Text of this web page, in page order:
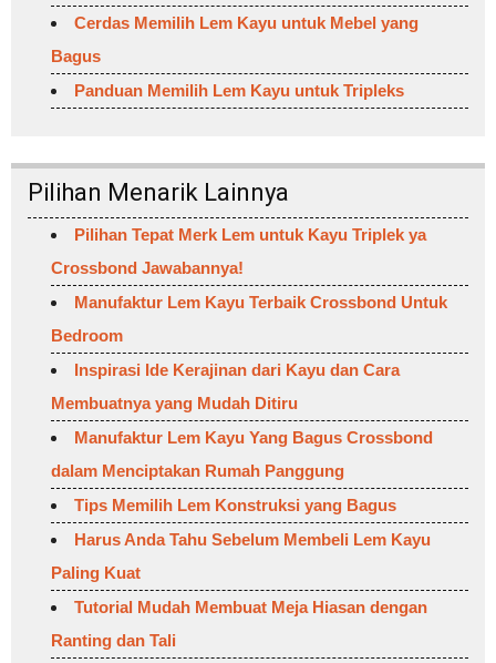
Cerdas Memilih Lem Kayu untuk Mebel yang
Bagus
Panduan Memilih Lem Kayu untuk Tripleks
Pilihan Menarik Lainnya
Pilihan Tepat Merk Lem untuk Kayu Triplek ya
Crossbond Jawabannya!
Manufaktur Lem Kayu Terbaik Crossbond Untuk
Bedroom
Inspirasi Ide Kerajinan dari Kayu dan Cara
Membuatnya yang Mudah Ditiru
Manufaktur Lem Kayu Yang Bagus Crossbond
dalam Menciptakan Rumah Panggung
Tips Memilih Lem Konstruksi yang Bagus
Harus Anda Tahu Sebelum Membeli Lem Kayu
Paling Kuat
Tutorial Mudah Membuat Meja Hiasan dengan
Ranting dan Tali